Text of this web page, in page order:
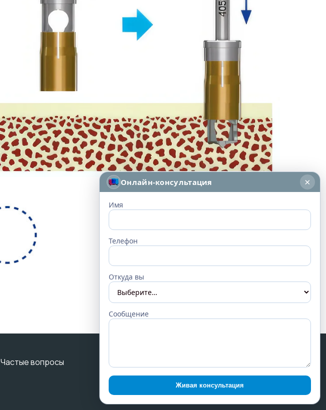
Онлайн-консультация ×
Имя
Телефон
Откуда вы
Сообщение
Живая консультация
Частые вопросы